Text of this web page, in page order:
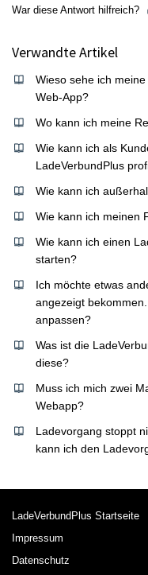
War diese Antwort hilfreich?
Verwandte Artikel
Wieso sehe ich
Web-App?
Wo kann ich meine
Wie kann ich als
LadeVerbundPlus
Wie kann ich
Wie kann ich meinen
Wie kann ich einen
starten?
Ich möchte etwas
angezeigt
anpassen?
Was ist die
diese?
Muss ich mich zwei
Webapp?
Ladevorgang stoppt
kann ich den
LadeVerbundPlus Startseite
Impressum
Datenschutz